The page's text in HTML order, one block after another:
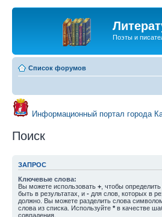
Поэты и
Список форумов
Информационный портал города
Поиск
ЗАПРОС
Ключевые слова:
Вы можете использовать + , чтобы
быть в результатах, и - для слов, которых в
должно. Вы можете разделить слова
слова из списка. Используйте * в качестве
совпадения.